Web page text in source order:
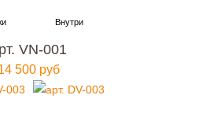
VN-001
500 руб